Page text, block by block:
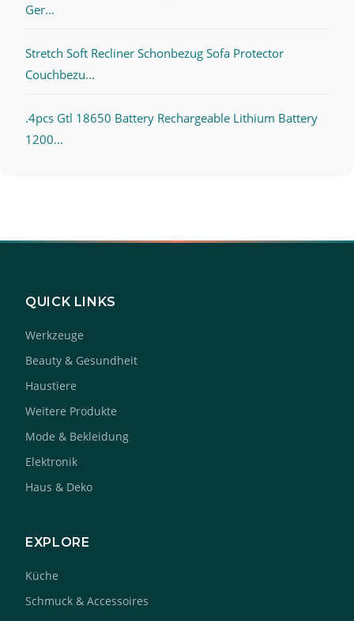
Ger...
Stretch Soft Recliner Schonbezug Sofa Protector
Couchbezu...
.4pcs Gtl 18650 Battery Rechargeable Lithium Battery
1200...
QUICK LINKS
Werkzeuge
Beauty & Gesundheit
Haustiere
Weitere Produkte
Mode & Bekleidung
Elektronik
Haus & Deko
EXPLORE
Küche
Schmuck & Accessoires